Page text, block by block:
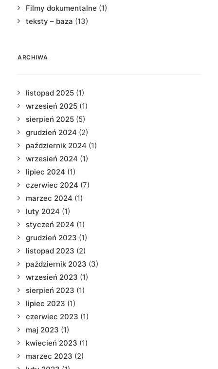
Filmy dokumentalne (1)
teksty – baza (13)
ARCHIWA
listopad 2025 (1)
wrzesień 2025 (1)
sierpień 2025 (5)
grudzień 2024 (2)
październik 2024 (1)
wrzesień 2024 (1)
lipiec 2024 (1)
czerwiec 2024 (7)
marzec 2024 (1)
luty 2024 (1)
styczeń 2024 (1)
grudzień 2023 (1)
listopad 2023 (2)
październik 2023 (3)
wrzesień 2023 (1)
sierpień 2023 (1)
lipiec 2023 (1)
czerwiec 2023 (1)
maj 2023 (1)
kwiecień 2023 (1)
marzec 2023 (2)